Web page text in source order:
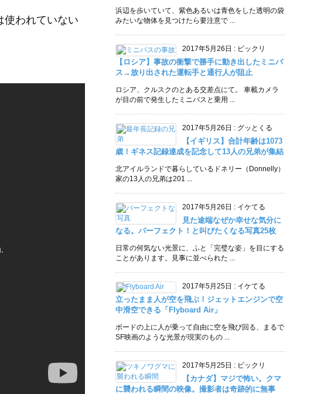
使われていない
浜辺を歩いていて、紫色あるいは青色をした透明の袋
みたいな物体を見つけたら要注意で ...
2017年5月26日 : ビックリ
【ロシア】事故の衝撃で勝手に動き出したミニバ
ス→放り出された運転手と通行人が阻止
ロシア、クルスクのとある交差点にて。 車載カメラ
が目の前で発生したミニバスと乗用 ...
2017年5月26日 : グッとくる
【イギリス】合計年齢は1073
歳！ギネス記録達成を記念して13人の兄弟が集結
北アイルランドで暮らしているドネリー（Donnelly）
家の13人の兄弟は201 ...
2017年5月26日 : イケてる
見た途端なぜか幸せな気分に
なる。パーフェクト！と叫びたくなる写真25枚
日常の何気ない光景に、ふと「完璧な姿」を目にする
ことがあります。見事に並べられた ...
2017年5月25日 : イケてる
立ったまま人が空を飛ぶ！ジェットエンジンで空
中滑空できる「Flyboard Air」
ボードの上に人が乗って自由に空を飛び回る、まるで
SF映画のような光景が現実のもの ...
2017年5月25日 : ビックリ
【カナダ】マジで怖い。クマ
に襲われる瞬間の映像。撮影者は奇跡的に無事